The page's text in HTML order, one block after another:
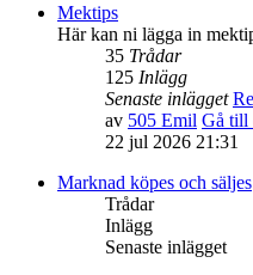
Mektips
Här kan ni lägga in
35 Trådar
125 Inlägg
Senaste inlägget
av 505 Emil Gå till
22 jul 2026 21:31
Marknad köpes och säljes
Trådar
Inlägg
Senaste inlägget